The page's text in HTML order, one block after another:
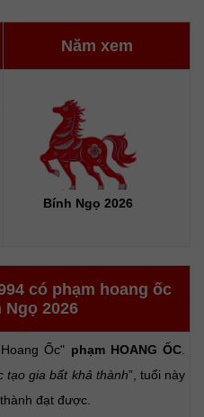
Năm xem
Bính Ngọ 2026
có phạm hoang ốc
Ngọ 2026
Ốc" phạm HOANG ỐC
tạo gia bất khả thành”, tuổi này
đạt được.